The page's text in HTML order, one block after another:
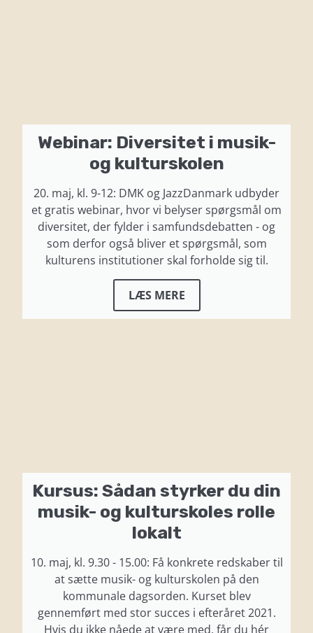
Webinar: Diversitet i musik-
og kulturskolen
20. maj, kl. 9-12: DMK og JazzDanmark udbyder
et gratis webinar, hvor vi belyser spørgsmål om
diversitet, der fylder i samfundsdebatten - og
som derfor også bliver et spørgsmål, som
kulturens institutioner skal forholde sig til.
LÆS MERE
Kursus: Sådan styrker du din
musik- og kulturskoles rolle
lokalt
10. maj, kl. 9.30 - 15.00: Få konkrete redskaber til
at sætte musik- og kulturskolen på den
kommunale dagsorden. Kurset blev
gennemført med stor succes i efteråret 2021.
Hvis du ikke nåede at være med, får du hér